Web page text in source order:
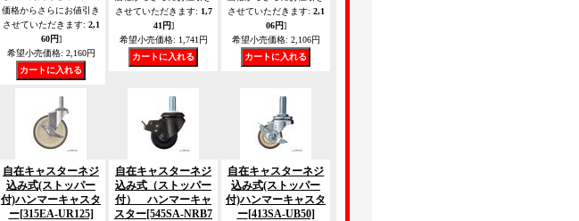
価格からさらにお値引き
させていただきます: 2,1
60円]
希望小売価格: 2,160円
させていただきます: 1,7
41円]
希望小売価格: 1,741円
させていただきます: 2,1
06円]
希望小売価格: 2,106円
自在キャスターネジ
込み式(ストッパー
付)ハンマーキャスタ
ー[315EA-UR125]
自在キャスターネジ
込み式（ストッパー
付） ハンマーキャ
スター[545SA-NRB7
自在キャスターネジ
込み式(ストッパー
付)ハンマーキャスタ
ー[413SA-UB50]